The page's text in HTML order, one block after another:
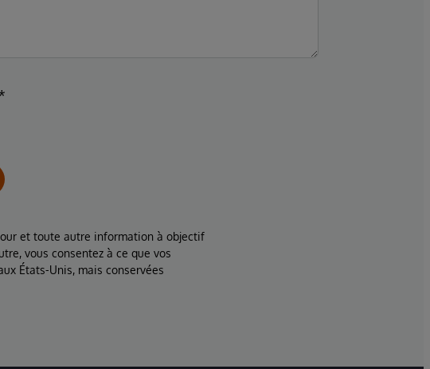
et toute autre information à objectif
vous consentez à ce que vos
États-Unis, mais conservées